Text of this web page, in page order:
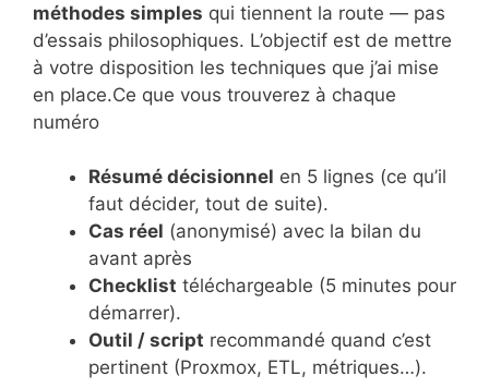
méthodes simples qui tiennent la route — pas
d’essais philosophiques. L’objectif est de mettre
à votre disposition les techniques que j’ai mise
en place.Ce que vous trouverez à chaque
numéro
Résumé décisionnel en 5 lignes (ce qu’il
faut décider, tout de suite).
Cas réel (anonymisé) avec la bilan du
avant après
Checklist téléchargeable (5 minutes pour
démarrer).
Outil / script recommandé quand c’est
pertinent (Proxmox, ETL, métriques…).